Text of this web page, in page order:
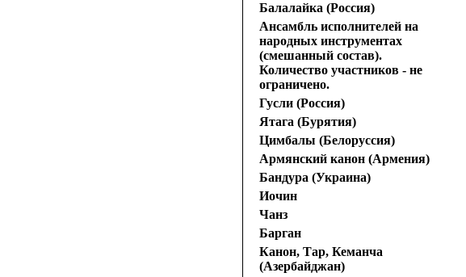
Балалайка (Россия)
Ансамбль исполнителей на
народных инструментах
(смешанный состав).
Количество участников - не
ограничено.
Гусли (Россия)
Ятага (Бурятия)
Цимбалы (Белоруссия)
Армянский канон (Армения)
Бандура (Украина)
Иочин
Чанз
Барган
Канон, Тар, Кеманча
(Азербайджан)